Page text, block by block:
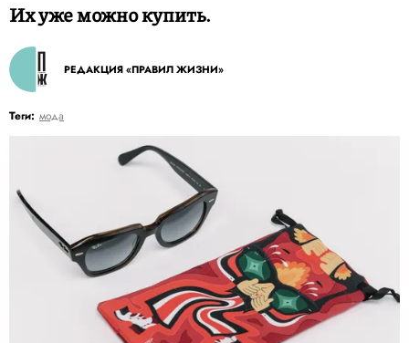
Их уже можно купить.
РЕДАКЦИЯ «ПРАВИЛ ЖИЗНИ»
Теги: мода